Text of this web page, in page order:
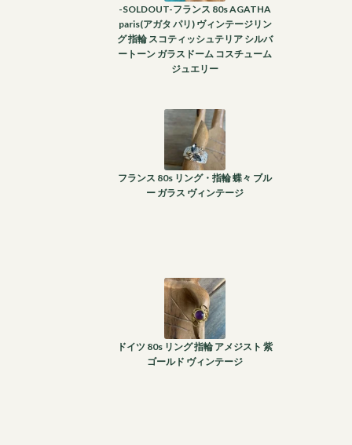
-SOLDOUT-フランス 80s AGATHA
paris(アガタ パリ) ヴィンテージリン
グ 指輪 スコティッシュテリア シルバ
ートーン ガラスドーム コスチューム
ジュエリー
フランス 80s リング・指輪 蝶々 ブル
ー ガラス ヴィンテージ
ドイツ 80s リング 指輪 アメジスト 紫
ゴールド ヴィンテージ